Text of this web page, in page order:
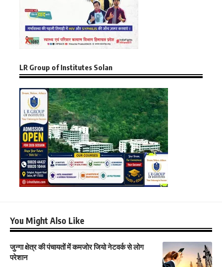
LR Group of Institutes Solan
You Might Also Like
जुन्गा क्षेत्र की पंचायतों में कमजोर जियो नेटवर्क से लोग
परेशान